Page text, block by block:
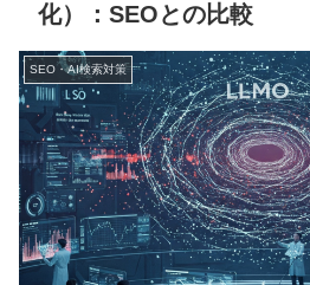
化）：SEOとの比較
SEO・AI検索対策